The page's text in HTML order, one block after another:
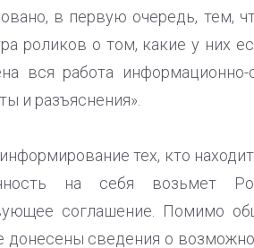
в первую очередь, тем,
роликов о том, какие у них
вся работа
и разъяснения».
тех, кто
на себя возьмет
соглашение. Помимо
донесены сведения о